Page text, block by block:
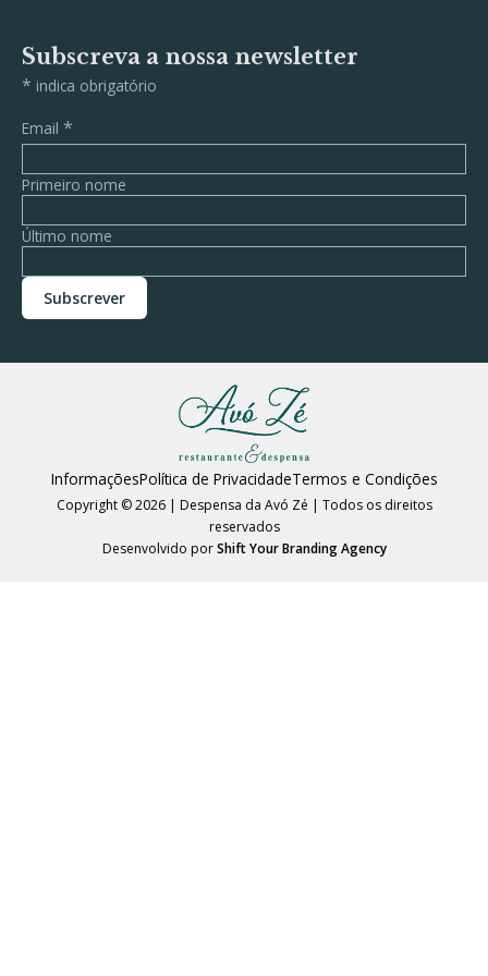
Subscreva a nossa newsletter
* indica obrigatório
Email *
Primeiro nome
Último nome
InformaçõesPolítica de PrivacidadeTermos e Condições
Copyright © 2026 | Despensa da Avó Zé | Todos os direitos
reservados
Desenvolvido porShift Your Branding Agency